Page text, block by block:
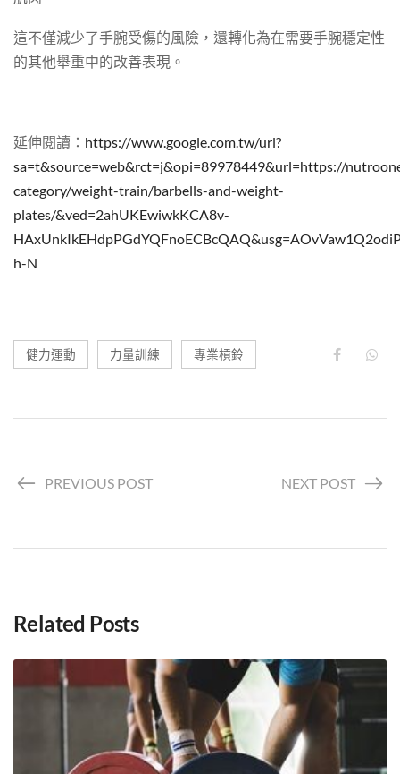
這不僅減少了手腕受傷的風險，還轉化為在需要手腕穩定性
的其他舉重中的改善表現。
延伸閱讀： https://www.google.com.tw/url?
sa=t&source=web&rct=j&opi=89978449&url=https://
category/weight-train/barbells-and-weight-
plates/&ved=2ahUKEwiwkKCA8v-
h-N
健力運動 力量訓練 專業槓鈴
PREVIOUS POST NEXT POST
Related Posts